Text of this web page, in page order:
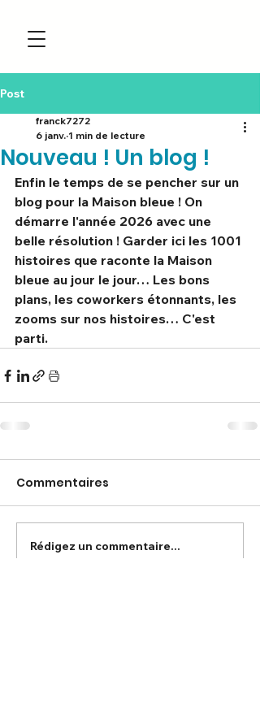
Post
Nouveau ! Un blog !
franck7272
6 janv. 1 min de lecture
Enfin le temps de se pencher sur un
blog pour la Maison bleue ! On
démarre l'année 2026 avec une
belle résolution ! Garder ici les 1001
histoires que raconte la Maison
bleue au jour le jour… Les bons
plans, les coworkers étonnants, les
zooms sur nos histoires… C'est
parti.
Commentaires
Rédigez un commentaire...